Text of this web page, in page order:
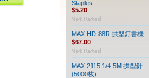
Staples
$5.20
MAX HD-88R 拱型釘書機
$67.00
MAX 2115 1/4-5M 拱型針
(5000枚)